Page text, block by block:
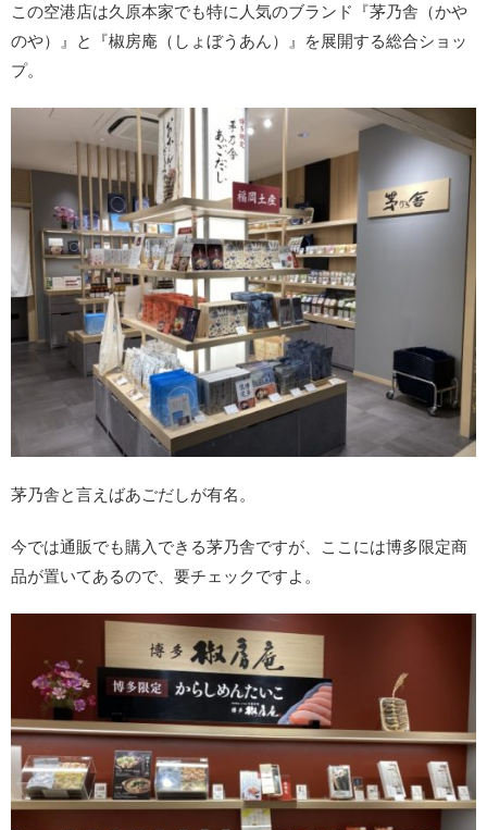
この空港店は久原本家でも特に人気のブランド『茅乃舎（かや
のや）』と『椒房庵（しょぼうあん）』を展開する総合ショッ
プ。
茅乃舎と言えばあごだしが有名。
今では通販でも購入できる茅乃舎ですが、ここには博多限定商
品が置いてあるので、要チェックですよ。